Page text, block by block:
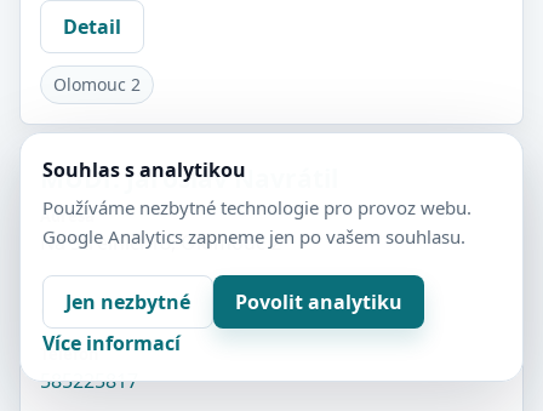
Detail
Olomouc 2
MUDr. Jaroslav Navrátil
Adresa
Na Střelnici 18, Olomouc 2
Okres
Olomouc
Telefon
585225817
Souhlas s analytikou
Používáme nezbytné technologie pro provoz webu.
Google Analytics zapneme jen po vašem souhlasu.
Jen nezbytné
Povolit analytiku
Více informací